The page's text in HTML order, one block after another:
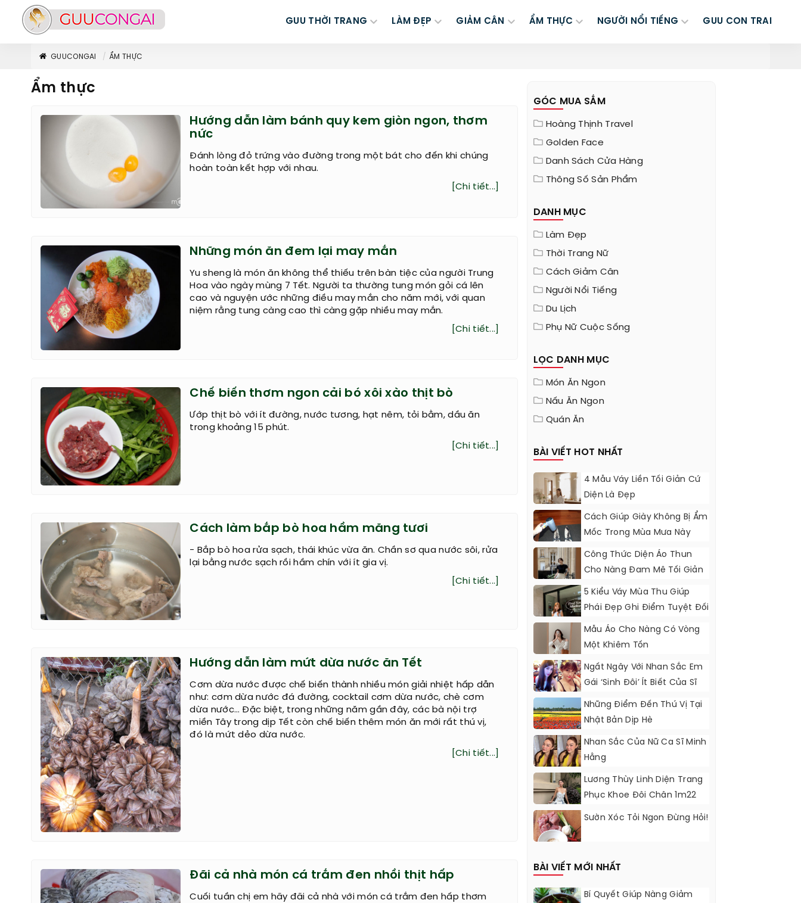
GUU THỜI TRANG LÀM ĐẸP GIẢM CÂN ẨM THỰC NGƯỜI NỔI TIẾNG GUU CON TRAI
GUUCONGAI ẨM THỰC
Ẩm thực
Hướng dẫn làm bánh quy kem giòn ngon, thơm
nức
Đánh lòng đỏ trứng vào đường trong một bát cho đến khi chúng
hoàn toàn kết hợp với nhau.
[Chi tiết...]
Những món ăn đem lại may mắn
Yu sheng là món ăn không thể thiếu trên bàn tiệc của người Trung
Hoa vào ngày mùng 7 Tết. Người ta thường tung món gỏi cá lên
cao và nguyện ước những điều may mắn cho năm mới, với quan
niệm rằng tung càng cao thì càng gặp nhiều may mắn.
[Chi tiết...]
Chế biến thơm ngon cải bó xôi xào thịt bò
Ướp thịt bò với ít đường, nước tương, hạt nêm, tỏi bằm, dầu ăn
trong khoảng 15 phút.
[Chi tiết...]
Cách làm bắp bò hoa hầm măng tươi
- Bắp bò hoa rửa sạch, thái khúc vừa ăn. Chần sơ qua nước sôi, rửa
lại bằng nước sạch rồi hầm chín với ít gia vị.
[Chi tiết...]
Hướng dẫn làm mứt dừa nước ăn Tết
Cơm dừa nước được chế biến thành nhiều món giải nhiệt hấp dẫn
như: cơm dừa nước đá đường, cocktail cơm dừa nước, chè cơm
dừa nước… Đặc biệt, trong những năm gần đây, các bà nội trợ
miền Tây trong dịp Tết còn chế biến thêm món ăn mới rất thú vị,
đó là mứt dẻo dừa nước.
[Chi tiết...]
Đãi cả nhà món cá trắm đen nhồi thịt hấp
Cuối tuần chị em hãy đãi cả nhà với món cá trắm đen hấp thơm
GÓC MUA SẮM
Hoàng Thịnh Travel
Golden Face
Danh Sách Cửa Hàng
Thông Số Sản Phẩm
DANH MỤC
Làm Đẹp
Thời Trang Nữ
Cách Giảm Cân
Người Nổi Tiếng
Du Lịch
Phụ Nữ Cuộc Sống
LỌC DANH MỤC
Món Ăn Ngon
Nấu Ăn Ngon
Quán Ăn
BÀI VIẾT HOT NHẤT
4 Mẫu Váy Liền Tối Giản Cứ
Diện Là Đẹp
Cách Giúp Giày Không Bị Ẩm
Mốc Trong Mùa Mưa Này
Công Thức Diện Áo Thun
Cho Nàng Đam Mê Tối Giản
5 Kiểu Váy Mùa Thu Giúp
Phái Đẹp Ghi Điểm Tuyệt Đối
Mẫu Áo Cho Nàng Có Vòng
Một Khiêm Tốn
Ngất Ngây Với Nhan Sắc Em
Gái ‘sinh Đôi’ Ít Biết Của Sĩ
Thanh
Những Điểm Đến Thú Vị Tại
Nhật Bản Dịp Hè
Nhan Sắc Của Nữ Ca Sĩ Minh
Hằng
Lương Thùy Linh Diện Trang
Phục Khoe Đôi Chân 1m22
Sườn Xóc Tỏi Ngon Đừng Hỏi!
BÀI VIẾT MỚI NHẤT
Bí Quyết Giúp Nàng Giảm